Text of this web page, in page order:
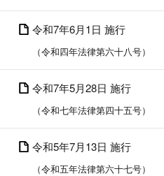
令和7年6月1日 施行
（令和四年法律第六十八号）
令和7年5月28日 施行
（令和七年法律第四十五号）
令和5年7月13日 施行
（令和五年法律第六十七号）